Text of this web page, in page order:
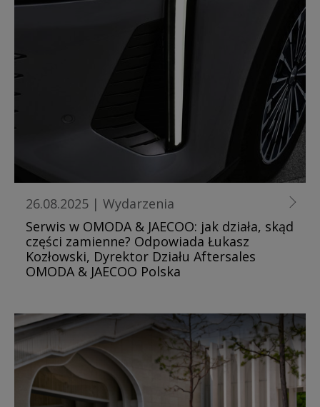
26.08.2025 | Wydarzenia
Serwis w OMODA & JAECOO: jak działa, skąd
części zamienne? Odpowiada Łukasz
Kozłowski, Dyrektor Działu Aftersales
OMODA & JAECOO Polska